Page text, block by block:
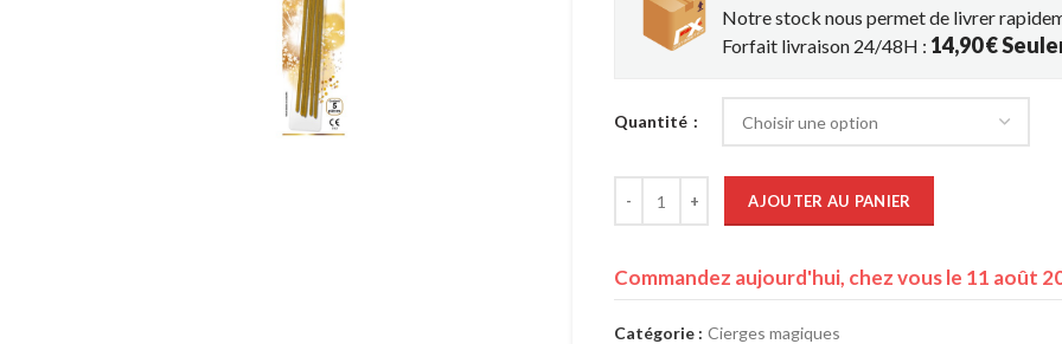
Notre stock nous permet de livrer
Forfait livraison 24/48H : 14,90 €
Quantité
AJOUTER AU PANIER
Commandez aujourd'hui, chez vous le 11 août
Catégorie : Cierges magiques